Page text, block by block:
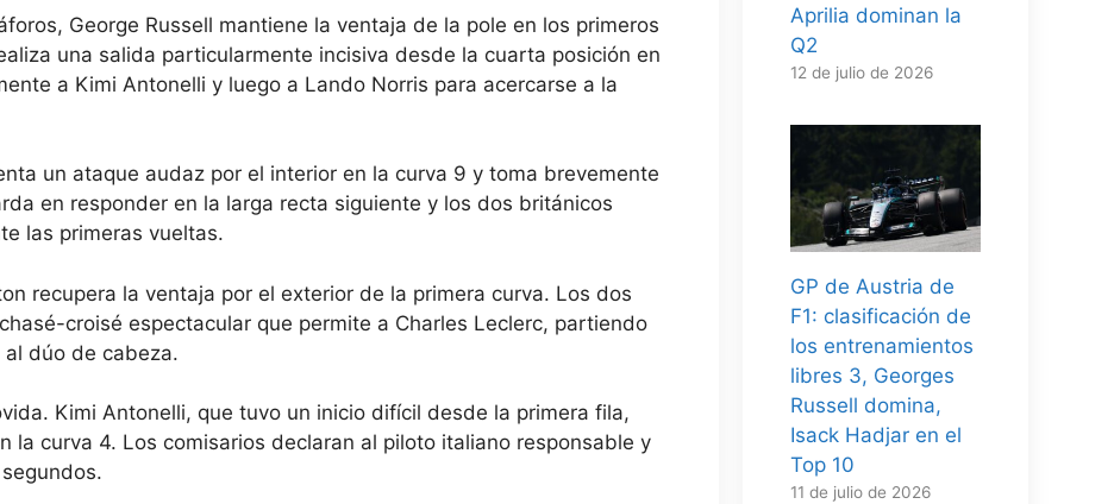
George Russell mantiene la ventaja de la pole en los primeros
una salida particularmente incisiva desde la cuarta posición en
a Kimi Antonelli y luego a Lando Norris para acercarse a la
un ataque audaz por el interior en la curva 9 y toma brevemente
en responder en la larga recta siguiente y los dos británicos
las primeras vueltas.
recupera la ventaja por el exterior de la primera curva. Los dos
croisé espectacular que permite a Charles Leclerc, partiendo
dúo de cabeza.
Kimi Antonelli, que tuvo un inicio difícil desde la primera fila,
la curva 4. Los comisarios declaran al piloto italiano responsable y
Aprilia dominan la
Q2
12 de julio de 2026
GP de Austria de
F1: clasificación de
los entrenamientos
libres 3, Georges
Russell domina,
Isack Hadjar en el
Top 10
11 de julio de 2026